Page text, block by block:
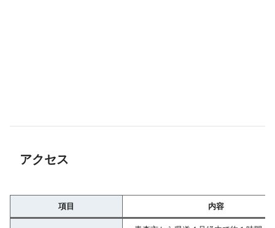
アクセス
項目 内容